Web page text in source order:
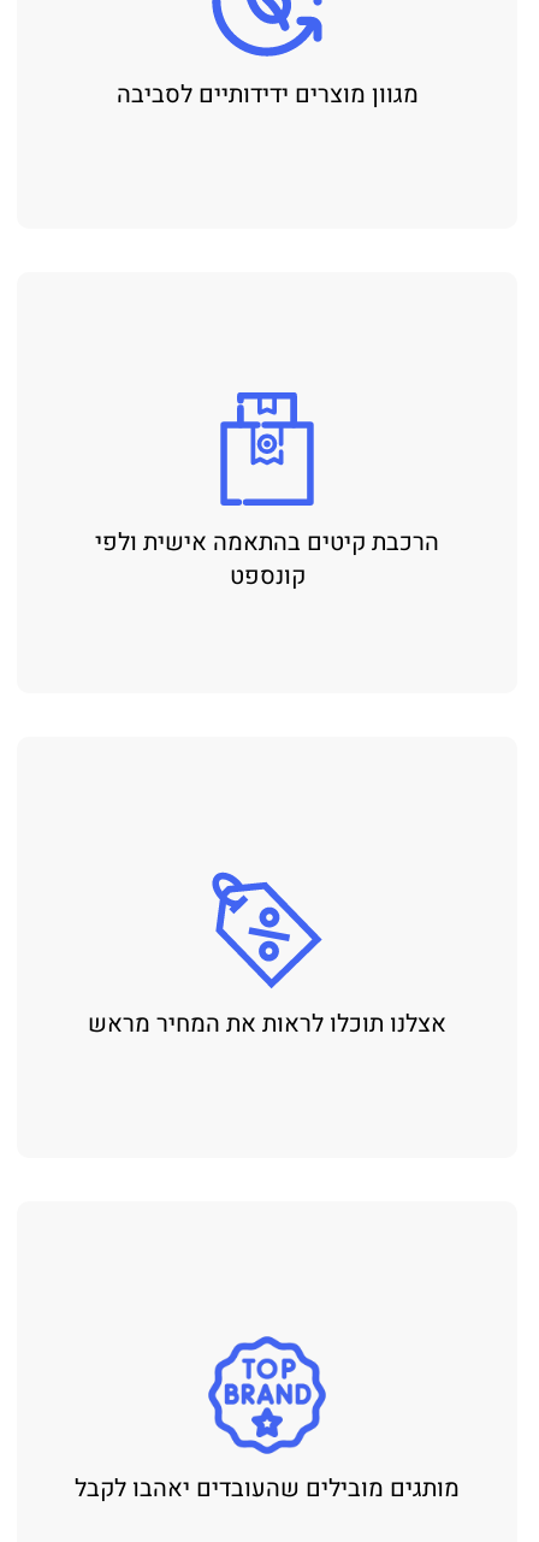
מגוון מוצרים ידידותיים לסביבה
הרכבת קיטים בהתאמה אישית ולפי
קונספט
אצלנו תוכלו לראות את המחיר מראש
מותגים מובילים שהעובדים יאהבו לקבל